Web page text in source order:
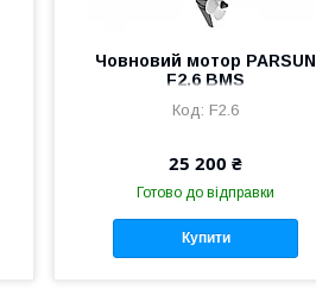
Човновий мотор PARSUN
F2.6 BMS
F2.6
25 200 ₴
Готово до відправки
Купити